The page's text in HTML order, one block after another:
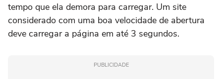
tempo que ela demora para carregar. Um site
considerado com uma boa velocidade de abertura
deve carregar a página em até 3 segundos.
PUBLICIDADE